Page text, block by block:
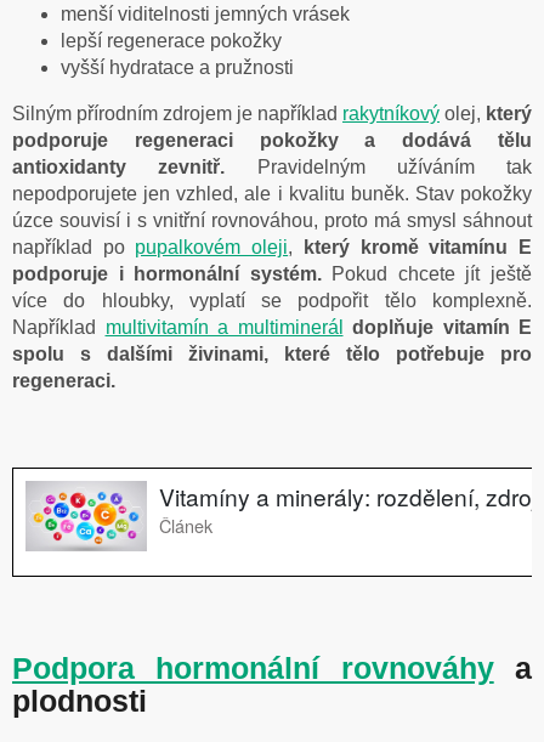
menší viditelnosti jemných vrásek
lepší regenerace pokožky
vyšší hydratace a pružnosti
Silným přírodním zdrojem je například rakytníkový olej, který
podporuje regeneraci pokožky a dodává tělu
antioxidanty zevnitř.
Pravidelným užíváním tak
nepodporujete jen vzhled, ale i kvalitu buněk. Stav pokožky
úzce souvisí i s vnitřní rovnováhou, proto má smysl sáhnout
například po pupalkovém oleji, který kromě vitamínu E
podporuje i hormonální systém.Pokud chcete jít ještě
více do hloubky, vyplatí se podpořit tělo komplexně.
Například multivitamín a multiminerál
doplňuje vitamín E
spolu s dalšími živinami, které tělo potřebuje pro
regeneraci.
Podpora hormonální rovnováhya
plodnosti